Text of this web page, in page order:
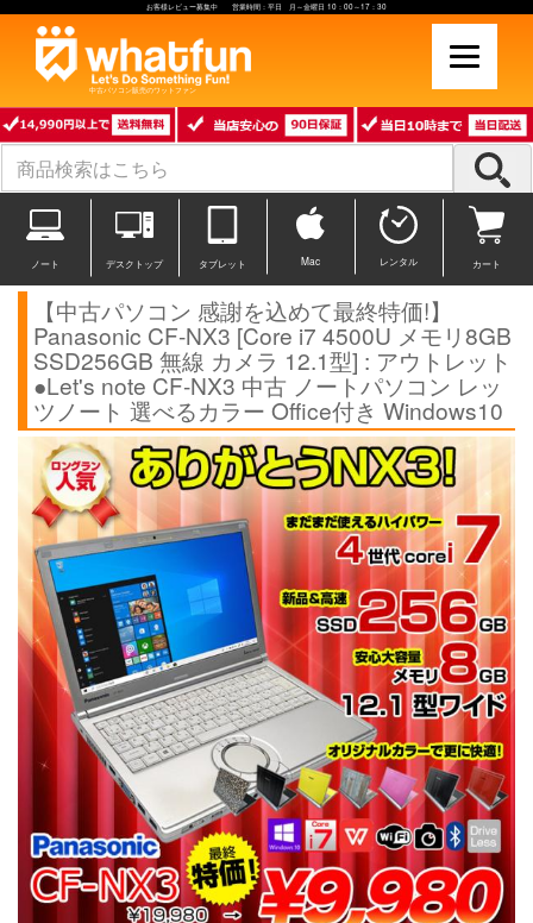
お客様レビュー募集中 営業時間：平日 月～金曜日 10：00～17：30
中古パソコン販売のワットファン
ノート デスクトップ タブレット Mac レンタル カート
【中古パソコン 感謝を込めて最終特価!】
Panasonic CF-NX3 [Core i7 4500U メモリ8GB
SSD256GB 無線 カメラ 12.1型] : アウトレット
●Let's note CF-NX3 中古 ノートパソコン レッ
ツノート 選べるカラー Office付き Windows10